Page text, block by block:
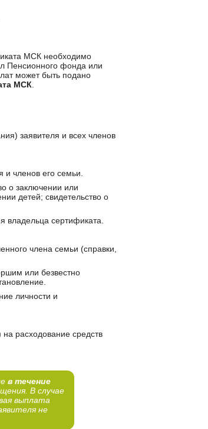
МСК необходимо
Пенсионного фонда или
может быть подано
МСК.
заявителя и всех членов
и членов его семьи.
о заключении или
детей; свидетельство о
владельца сертификата.
члена семьи (справки,
или безвестно
личности и
расходование средств
в течение
В случае
выплата
не